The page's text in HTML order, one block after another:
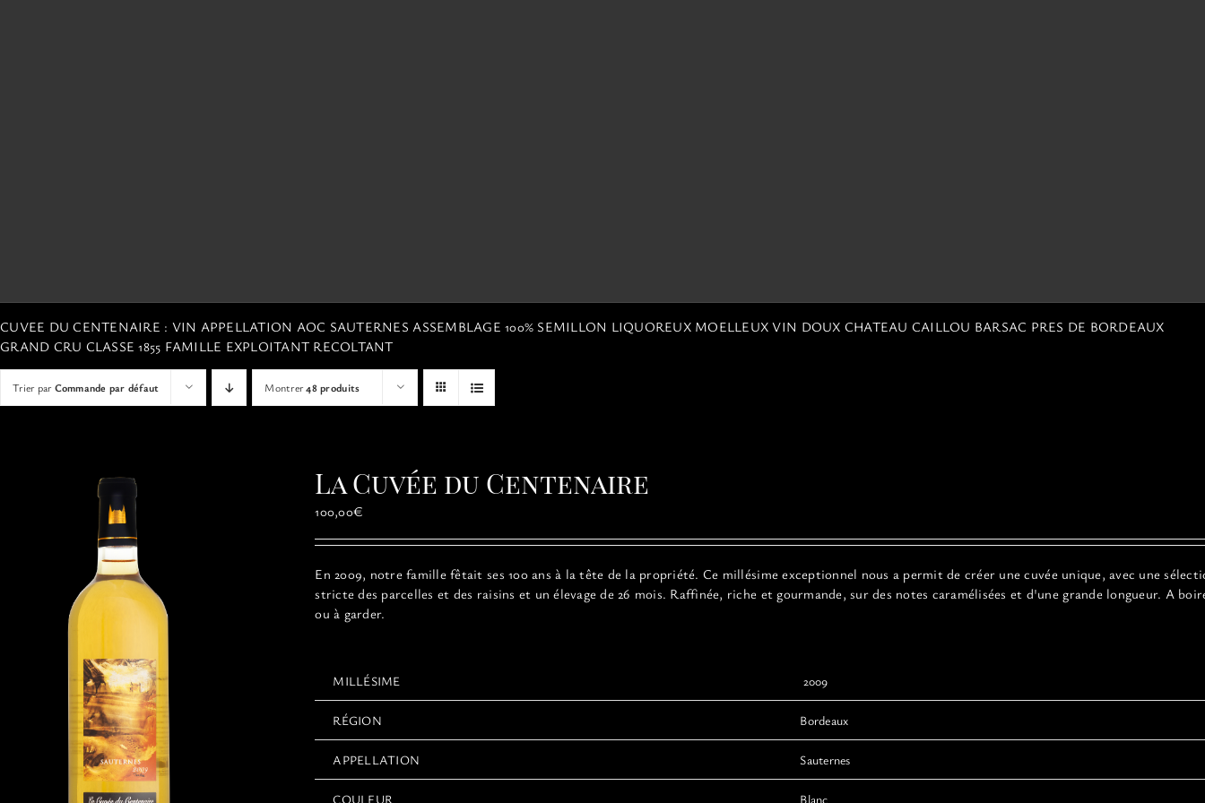
CUVEE DU CENTENAIRE : VIN APPELLATION AOC SAUTERNES ASSEMBLAGE 100% SEMILLON LIQUOREUX MOELLEUX VIN DOUX CHATEAU CAILLOU BARSAC PRES DE BORDEAUX
GRAND CRU CLASSE 1855 FAMILLE EXPLOITANT RECOLTANT
Trier parCommande par défaut Montrer48 produits
La Cuvée du Centenaire
100,00€
En 2009, notre famille fêtait ses 100 ans à la tête de la propriété. Ce millésime exceptionnel nous a permit de créer une cuvée unique, avec une
stricte des parcelles et des raisins et un élevage de 26 mois. Raffinée, riche et gourmande, sur des notes caramélisées et d'une grande longueur. A
ou à garder.
MILLÉSIME 2009
RÉGION Bordeaux
APPELLATION Sauternes
COULEUR Blanc